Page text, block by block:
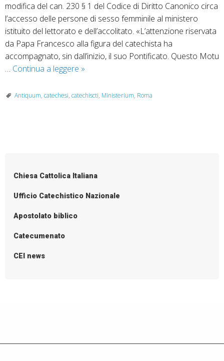
modifica del can. 230 § 1 del Codice di Diritto Canonico circa
l’accesso delle persone di sesso femminile al ministero
istituito del lettorato e dell’accolitato. «L’attenzione riservata
da Papa Francesco alla figura del catechista ha
accompagnato, sin dall’inizio, il suo Pontificato. Questo Motu
… Continua a leggere Motu
“Antiquum
»
Antiquum, catechesi, catechiscti, Ministerium, Roma
Chiesa Cattolica Italiana
Ufficio Catechistico Nazionale
Apostolato biblico
Catecumenato
CEI news